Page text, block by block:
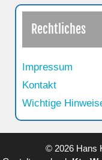
Rechtliches
Impressum
Kontakt
Wichtige
© 2026 Hans